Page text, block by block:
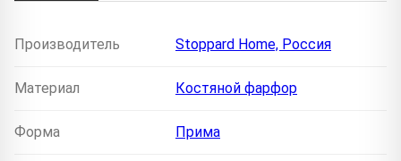
Производитель Stoppard Home, Россия
Материал Костяной фарфор
Форма Прима